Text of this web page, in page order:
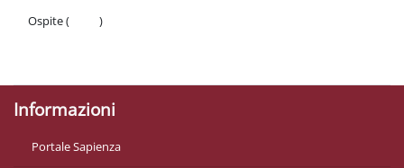
Ospite (
)
Informazioni
Portale Sapienza